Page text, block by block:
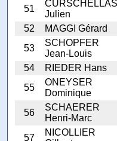
51
CURSCHELLAS
Julien
52
MAGGI Gérard
53
SCHOPFER
Jean-Louis
54
RIEDER Hans
55
ONEYSER
Dominique
56
SCHAERER
Henri-Marc
57
NICOLLIER